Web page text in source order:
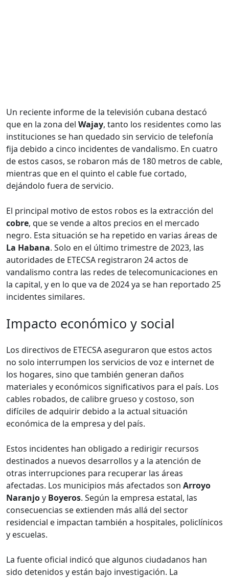
Un reciente informe de la televisión cubana destacó
que en la zona del Wajay, tanto los residentes como las
instituciones se han quedado sin servicio de telefonía
fija debido a cinco incidentes de vandalismo. En cuatro
de estos casos, se robaron más de 180 metros de cable,
mientras que en el quinto el cable fue cortado,
dejándolo fuera de servicio.
El principal motivo de estos robos es la extracción del
cobre, que se vende a altos precios en el mercado
negro. Esta situación se ha repetido en varias áreas de
La Habana. Solo en el último trimestre de 2023, las
autoridades de ETECSA registraron 24 actos de
vandalismo contra las redes de telecomunicaciones en
la capital, y en lo que va de 2024 ya se han reportado 25
incidentes similares.
Impacto económico y social
Los directivos de ETECSA aseguraron que estos actos
no solo interrumpen los servicios de voz e internet de
los hogares, sino que también generan daños
materiales y económicos significativos para el país. Los
cables robados, de calibre grueso y costoso, son
difíciles de adquirir debido a la actual situación
económica de la empresa y del país.
Estos incidentes han obligado a redirigir recursos
destinados a nuevos desarrollos y a la atención de
otras interrupciones para recuperar las áreas
afectadas. Los municipios más afectados son Arroyo
Naranjoy Boyeros. Según la empresa estatal, las
consecuencias se extienden más allá del sector
residencial e impactan también a hospitales, policlínicos
y escuelas.
La fuente oficial indicó que algunos ciudadanos han
sido detenidos y están bajo investigación. La